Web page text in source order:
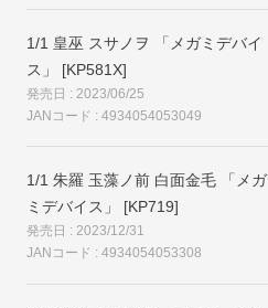
1/1 皇巫 スサノヲ 「メガミデバイ
ス」 [KP581X]
発売日 : 2023/06/25
JANコード : 4934054053049
1/1 朱羅 玉藻ノ前 白面金毛 「メガ
ミデバイス」 [KP719]
発売日 : 2023/12/31
JANコード : 4934054053308